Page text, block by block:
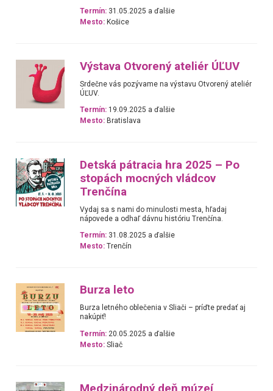
Termín: 31.05.2025 a ďalšie
Mesto: Košice
Výstava Otvorený ateliér ÚĽUV
Srdečne vás pozývame na výstavu Otvorený ateliér
ÚĽUV.
Termín: 19.09.2025 a ďalšie
Mesto: Bratislava
Detská pátracia hra 2025 – Po
stopách mocných vládcov
Trenčína
Vydaj sa s nami do minulosti mesta, hľadaj
nápovede a odhaľ dávnu históriu Trenčína.
Termín: 31.08.2025 a ďalšie
Mesto: Trenčín
Burza leto
Burza letného oblečenia v Sliači – príďte predať aj
nakúpiť!
Termín: 20.05.2025 a ďalšie
Mesto: Sliač